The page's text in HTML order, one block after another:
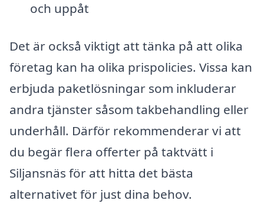
och uppåt
Det är också viktigt att tänka på att olika
företag kan ha olika prispolicies. Vissa kan
erbjuda paketlösningar som inkluderar
andra tjänster såsom takbehandling eller
underhåll. Därför rekommenderar vi att
du begär flera offerter på taktvätt i
Siljansnäs för att hitta det bästa
alternativet för just dina behov.